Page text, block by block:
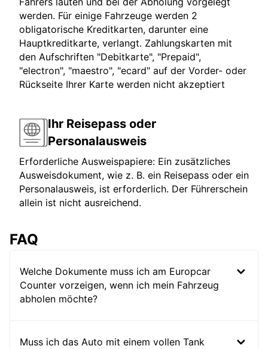
werden. Für einige Fahrzeuge werden 2
obligatorische Kreditkarten, darunter eine
Hauptkreditkarte, verlangt. Zahlungskarten mit
den Aufschriften "Debitkarte", "Prepaid",
"electron", "maestro", "ecard" auf der Vorder- oder
Rückseite Ihrer Karte werden nicht akzeptiert
Ihr Reisepass oder
Personalausweis
Erforderliche Ausweispapiere: Ein zusätzliches
Ausweisdokument, wie z. B. ein Reisepass oder ein
Personalausweis, ist erforderlich. Der Führerschein
allein ist nicht ausreichend.
FAQ
Welche Dokumente muss ich am Europcar
Counter vorzeigen, wenn ich mein Fahrzeug
abholen möchte?
Muss ich das Auto mit einem vollen Tank